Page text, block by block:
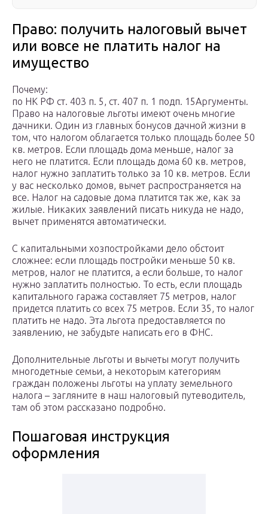
Право: получить налоговый вычет
или вовсе не платить налог на
имущество
Почему:
по НК РФ ст. 403 п. 5, ст. 407 п. 1 подп. 15Аргументы.
Право на налоговые льготы имеют очень многие
дачники. Один из главных бонусов дачной жизни в
том, что налогом облагается только площадь более 50
кв. метров. Если площадь дома меньше, налог за
него не платится. Если площадь дома 60 кв. метров,
налог нужно заплатить только за 10 кв. метров. Если
у вас несколько домов, вычет распространяется на
все. Налог на садовые дома платится так же, как за
жилые. Никаких заявлений писать никуда не надо,
вычет применятся автоматически.
С капитальными хозпостройками дело обстоит
сложнее: если площадь постройки меньше 50 кв.
метров, налог не платится, а если больше, то налог
нужно заплатить полностью. То есть, если площадь
капитального гаража составляет 75 метров, налог
придется платить со всех 75 метров. Если 35, то налог
платить не надо. Эта льгота предоставляется по
заявлению, не забудьте написать его в ФНС.
Дополнительные льготы и вычеты могут получить
многодетные семьи, а некоторым категориям
граждан положены льготы на уплату земельного
налога – загляните в наш налоговый путеводитель,
там об этом рассказано подробно.
Пошаговая инструкция
оформления